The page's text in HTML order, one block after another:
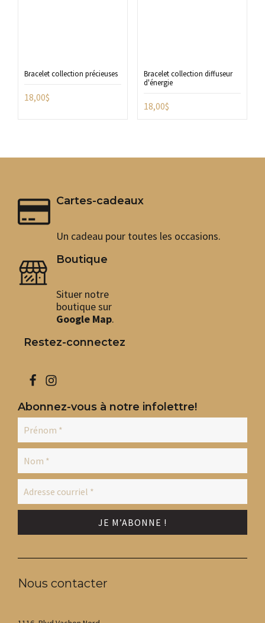
Bracelet collection précieuses
18,00$
Bracelet collection diffuseur
d'énergie
18,00$
Cartes-cadeaux
Un cadeau pour toutes les occasions.
Boutique
Situer notre
boutique sur
Google Map.
Restez-connectez
Abonnez-vous à notre infolettre!
Nous contacter